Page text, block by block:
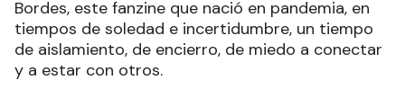
Bordes, este fanzine que nació en pandemia, en
tiempos de soledad e incertidumbre, un tiempo
de aislamiento, de encierro, de miedo a conectar
y a estar con otros.